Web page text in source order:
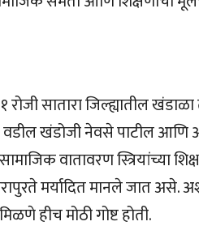
रोजी सातारा जिल्ह्यातील
खंडोजी नेवसे पाटील आणि
वातावरण स्त्रियांच्या
मर्यादित मानले जात असे.
हीच मोठी गोष्ट होती.